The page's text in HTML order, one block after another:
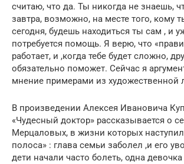
считаю, что да. Ты никогда не знаешь,
завтра, возможно, на месте того, кому
сегодня, будешь находиться ты сам , и
потребуется помощь. Я верю, что
работает, и ,когда тебе будет сложно,
обязательно поможет. Сейчас я
мнение примерами из художественной
В произведении Алексея Ивановича
«Чудесный доктор» рассказывается о
Мерцаловых, в жизни которых
полоса» : глава семьи заболел ,и его
дети начали часто болеть, одна